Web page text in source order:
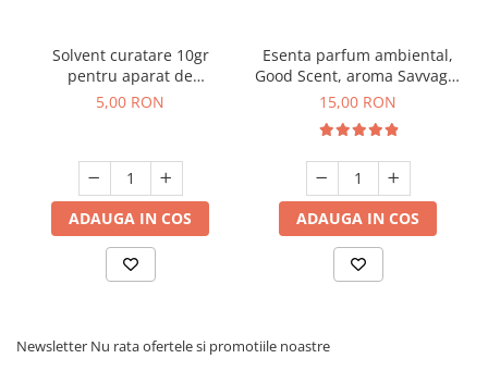
Solvent curatare 10gr
pentru aparat de
parfumare prin nebulizare
5,00 RON
ADAUGA IN COS
Esenta parfum ambiental,
Good Scent, aroma Savvage,
10 g
15,00 RON
ADAUGA IN COS
Newsletter Nu rata ofertele si promotiile noastre